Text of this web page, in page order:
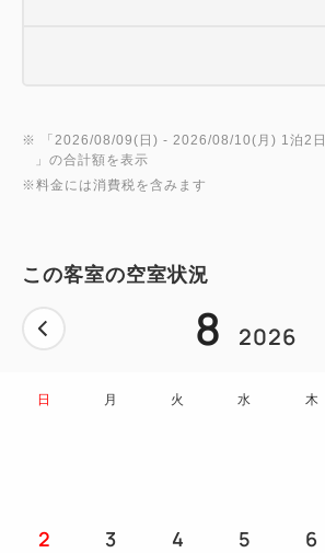
※ 「 2026/08/09(日) - 2026/08/10(月) 1泊2日
」の合計額を表示
※料金には消費税を含みます
この客室の空室状況
8 2026
日 月 火 水 木
2 3 4 5 6